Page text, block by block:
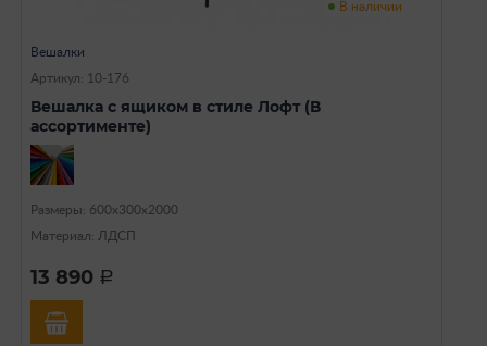
В наличии
Вешалки
Артикул: 10-176
Вешалка с ящиком в стиле Лофт (В
ассортименте)
Размеры: 600х300х2000
Материал: ЛДСП
13 890 a